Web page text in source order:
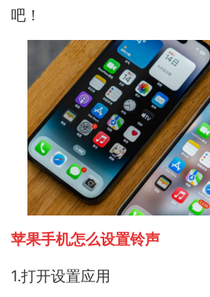
吧！
苹果手机怎么设置铃声
1.打开设置应用